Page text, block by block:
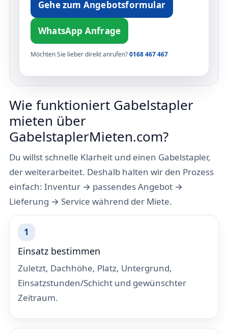
Gehe zum Angebotsformular
WhatsApp Anfrage
Möchten Sie lieber direkt anrufen?0168 467 467
Wie funktioniert Gabelstapler
mieten über
GabelstaplerMieten.com?
Du willst schnelle Klarheit und einen Gabelstapler,
der weiterarbeitet. Deshalb halten wir den Prozess
einfach: Inventur → passendes Angebot →
Lieferung → Service während der Miete.
Einsatz bestimmen
Zuletzt, Dachhöhe, Platz, Untergrund,
Einsatzstunden/Schicht und gewünschter
Zeitraum.